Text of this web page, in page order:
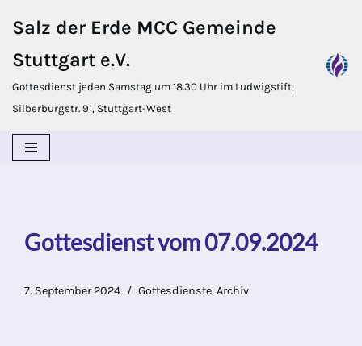
Inhalt
springen
Salz der Erde MCC Gemeinde
Stuttgart e.V.
Gottesdienst jeden Samstag um 18.30 Uhr im Ludwigstift,
Silberburgstr. 91, Stuttgart-West
Gottesdienst vom 07.09.2024
7. September 2024 Gottesdienste: Archiv